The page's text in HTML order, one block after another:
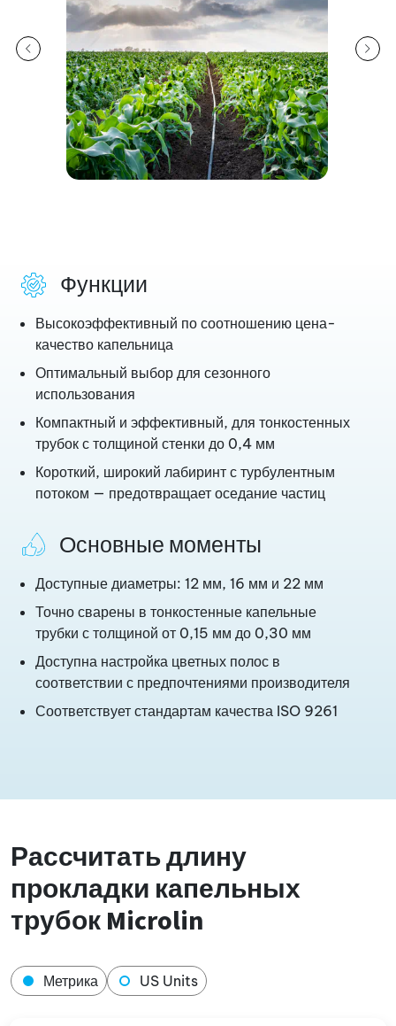
Функции
Высокоэффективный по соотношению цена-
качество капельница
Оптимальный выбор для сезонного
использования
Компактный и эффективный, для тонкостенных
трубок с толщиной стенки до 0,4 мм
Короткий, широкий лабиринт с турбулентным
потоком — предотвращает оседание частиц
Основные моменты
Доступные диаметры: 12 мм, 16 мм и 22 мм
Точно сварены в тонкостенные капельные
трубки с толщиной от 0,15 мм до 0,30 мм
Доступна настройка цветных полос в
соответствии с предпочтениями производителя
Соответствует стандартам качества ISO 9261
Рассчитать длину
прокладки капельных
трубок Microlin
Метрика US Units